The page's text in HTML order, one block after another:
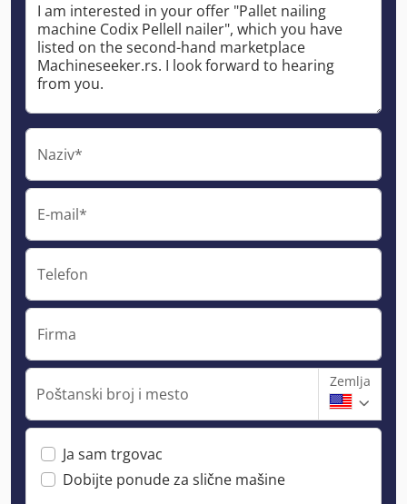
Naziv*
E-mail*
Telefon
Firma
Poštanski broj i mesto
Zemlja
Ja sam trgovac
Dobijte ponude za slične mašine